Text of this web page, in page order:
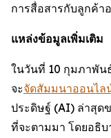
การสื่อสารกับลูกค้า
แหล่งข้อมูลเพิ่มเติม
ในวันที่ 10 กุมภาพัน
จะจัดสัมมนาออนไล
ประดิษฐ์ (AI) ล่าสุด
ที่จะตามมา โดยอธิ